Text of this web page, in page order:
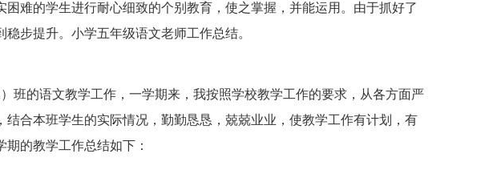
困难的学生进行耐心细致的个别教育，使之掌握，并能运用。由于抓好了
步提升。小学五年级语文老师工作总结。
班的语文教学工作，一学期来，我按照学校教学工作的要求，从各方面严
结合本班学生的实际情况，勤勤恳恳，兢兢业业，使教学工作有计划，有
的教学工作总结如下：